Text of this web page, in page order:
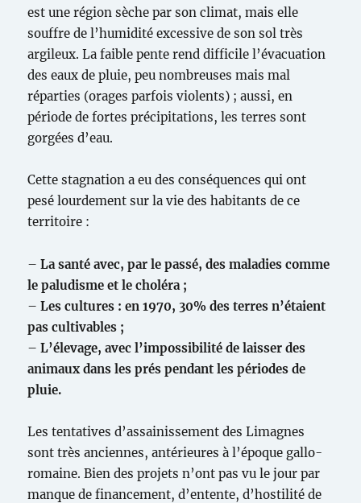
est une région sèche par son climat, mais elle
souffre de l’humidité excessive de son sol très
argileux. La faible pente rend difficile l’évacuation
des eaux de pluie, peu nombreuses mais mal
réparties (orages parfois violents) ; aussi, en
période de fortes précipitations, les terres sont
gorgées d’eau.
Cette stagnation a eu des conséquences qui ont
pesé lourdement sur la vie des habitants de ce
territoire :
–La santé avec, par le passé, des maladies comme
le paludisme et le choléra ;
–Les cultures : en 1970, 30% des terres n’étaient
pas cultivables ;
–L’élevage, avec l’impossibilité de laisser des
animaux dans les prés pendant les périodes de
pluie.
Les tentatives d’assainissement des Limagnes
sont très anciennes, antérieures à l’époque gallo-
romaine. Bien des projets n’ont pas vu le jour par
manque de financement, d’entente, d’hostilité de